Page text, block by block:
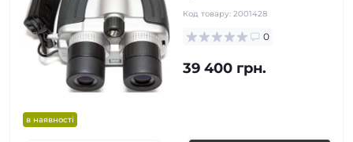
в наявності
Код товару: 2001428
0
39 400 грн.